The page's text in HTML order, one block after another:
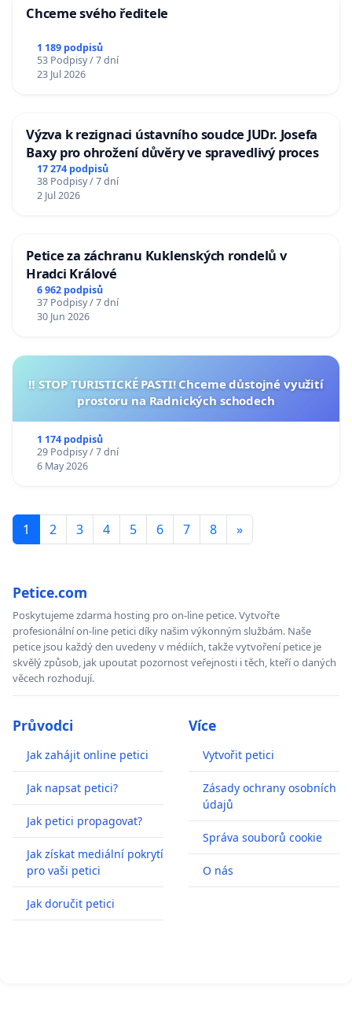
Chceme svého ředitele
1 189 podpisů
53 Podpisy / 7 dní
23 Jul 2026
Výzva k rezignaci ústavního soudce JUDr. Josefa
Baxy pro ohrožení důvěry ve spravedlivý proces
17 274 podpisů
38 Podpisy / 7 dní
2 Jul 2026
Petice za záchranu Kuklenských rondelů v
Hradci Králové
6 962 podpisů
37 Podpisy / 7 dní
30 Jun 2026
‼️ STOP TURISTICKÉ PASTI! Chceme důstojné využití
prostoru na Radnických schodech
1 174 podpisů
29 Podpisy / 7 dní
6 May 2026
1 2 3 4 5 6 7 8 »
Petice.com
Poskytujeme zdarma hosting pro on-line petice. Vytvořte
profesionální on-line petici díky našim výkonným službám. Naše
petice jsou každý den uvedeny v médiích, takže vytvoření petice je
skvělý způsob, jak upoutat pozornost veřejnosti i těch, kteří o daných
věcech rozhodují.
Průvodci
Jak zahájit online petici
Jak napsat petici?
Jak petici propagovat?
Jak získat mediální pokrytí
pro vaši petici
Jak doručit petici
Více
Vytvořit petici
Zásady ochrany osobních
údajů
Správa souborů cookie
O nás